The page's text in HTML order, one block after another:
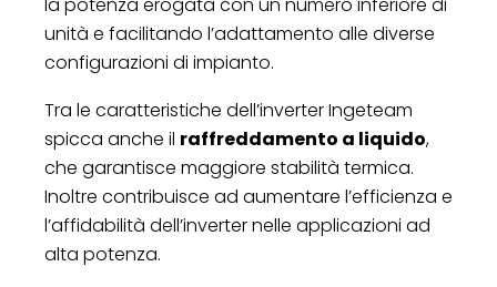
unità e facilitando l’adattamento alle diverse
configurazioni di impianto.
Tra le caratteristiche dell’inverter Ingeteam
spicca anche il raffreddamento a liquido,
che garantisce maggiore stabilità termica.
Inoltre contribuisce ad aumentare l’efficienza e
l’affidabilità dell’inverter nelle applicazioni ad
alta potenza.